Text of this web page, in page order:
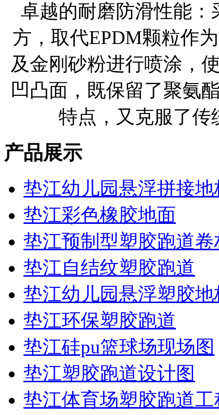
卓越的耐磨防滑性能
方，取代EPDM颗粒作
及金刚砂粉进行喷涂，
凹凸面，既保留了聚氨
特点，又克服了传
产品展示
垫江幼儿园悬浮拼接地
垫江彩色橡胶地面
垫江预制型塑胶跑道卷
垫江自结纹塑胶跑道
垫江幼儿园悬浮塑胶
垫江环保塑胶跑道
垫江硅pu篮球场现场图
垫江塑胶跑道设计图
垫江体育场塑胶跑道工